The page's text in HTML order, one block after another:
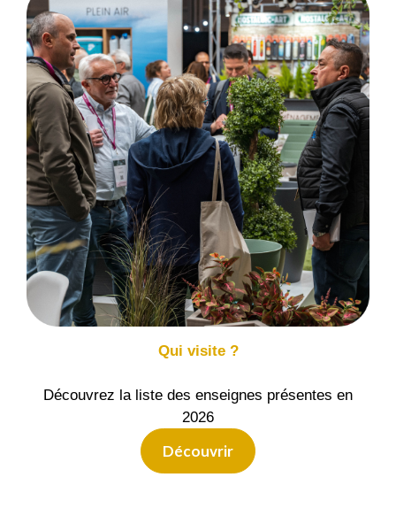
Qui visite ?
Découvrez la liste des enseignes présentes en
2026
Découvrir